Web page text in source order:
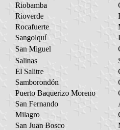
Riobamba
Rioverde
Rocafuerte
Sangolquí
San Miguel
Salinas
El Salitre
Samborondón
Puerto Baquerizo Moreno
San Fernando
Milagro
San Juan Bosco